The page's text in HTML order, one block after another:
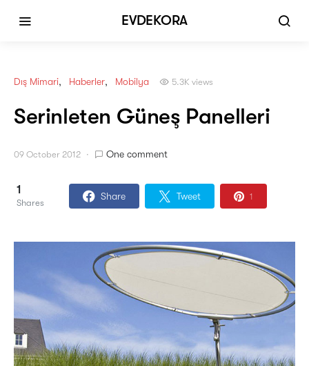
EVDEKORA
Dış Mimari Haberler Mobilya 5.3K views
Serinleten Güneş Panelleri
09 October 2012 One comment
1
Shares
Share Tweet 1